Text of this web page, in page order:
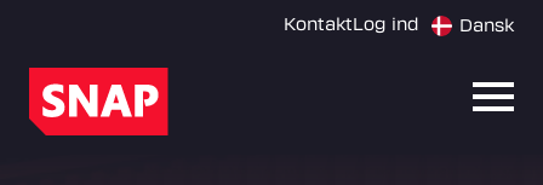
KontaktLog ind Dansk